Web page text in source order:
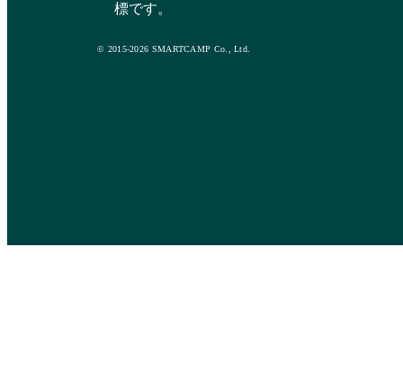
標です。
© 2015-2026 SMARTCAMP Co., Ltd.